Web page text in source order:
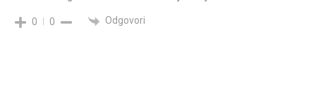
0 0 Odgovori